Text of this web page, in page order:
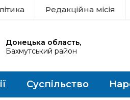
Редакційна місія
Донецька область,
Бахмутський район
Суспільство